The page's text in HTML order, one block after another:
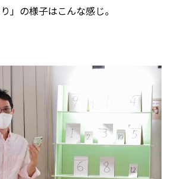
」の様子はこんな感じ。